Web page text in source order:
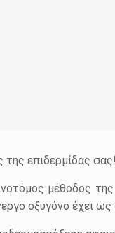
επιδερμίδας
μέθοδος
οξυγόνο έχει ως